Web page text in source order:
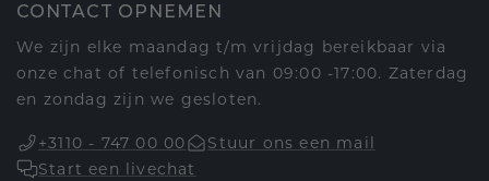
CONTACT OPNEMEN
We zijn elke maandag t/m vrijdag bereikbaar via
onze chat of telefonisch van 09:00 -17:00. Zaterdag
en zondag zijn we gesloten.
+3110 - 747 00 00
Stuur ons een mail
Start een livechat